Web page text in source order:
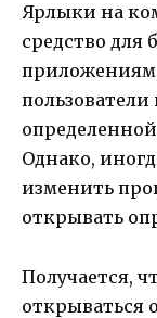
Ярлыки на
средство для
Однако,
изменить
открывать
Получается,
открываться